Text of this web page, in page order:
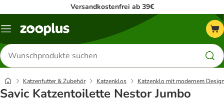
Versandkostenfrei ab 39€
Menü
Produkte
suchen
Katzenfutter & Zubehör Katzenklos Katzenklo mit modernem
Savic Katzentoilette Nestor Jumbo